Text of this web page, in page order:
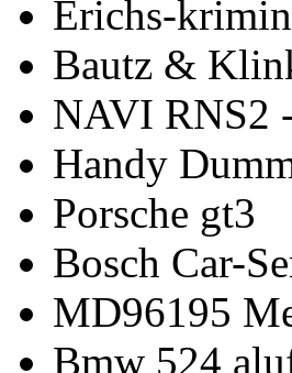
Erichs-
Bautz &
NAVI RNS2
Handy
Porsche gt3
Bosch Car-
MD96195
Bmw 524